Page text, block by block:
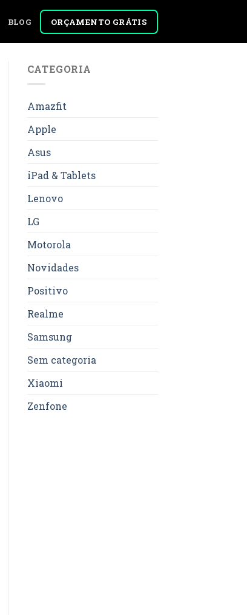
BLOG ORÇAMENTO GRÁTIS
CATEGORIA
Amazfit
Apple
Asus
iPad & Tablets
Lenovo
LG
Motorola
Novidades
Positivo
Realme
Samsung
Sem categoria
Xiaomi
Zenfone